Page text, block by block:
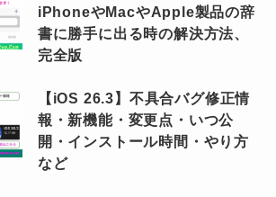
iPhoneやMacやApple製品の辞
書に勝手に出る時の解決方法、
完全版
【iOS 26.3】不具合バグ修正情
報・新機能・変更点・いつ公
開・インストール時間・やり方
など